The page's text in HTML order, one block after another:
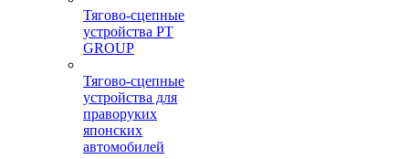
Тягово-сцепные
устройства PT
GROUP
Тягово-сцепные
устройства для
праворуких
японских
автомобилей